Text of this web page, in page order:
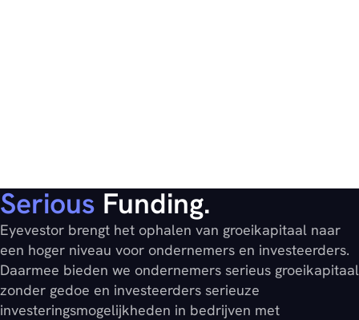
Serious Funding.
Eyevestor brengt het ophalen van groeikapitaal naar
een hoger niveau voor ondernemers en investeerders.
Daarmee bieden we ondernemers serieus groeikapitaal
zonder gedoe en investeerders serieuze
investeringsmogelijkheden in bedrijven met